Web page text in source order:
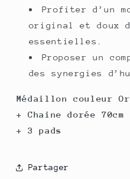
Profiter d’un
original et doux
essentielles.
Proposer un
des synergies
Médaillon couleur
+ Chaine dorée
+ 3 pads
Partager